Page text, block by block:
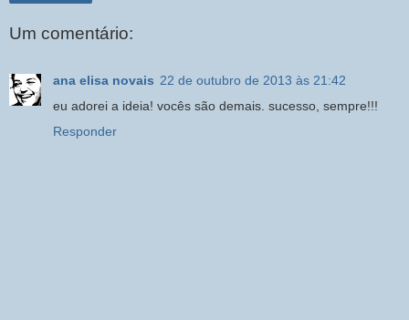
Um comentário:
ana elisa novais 22 de outubro de 2013 às 21:42
eu adorei a ideia! vocês são demais. sucesso, sempre!!!
Responder